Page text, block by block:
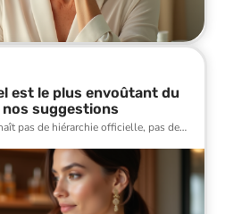
est le plus envoûtant du
nos suggestions
pas de hiérarchie officielle, pas de…